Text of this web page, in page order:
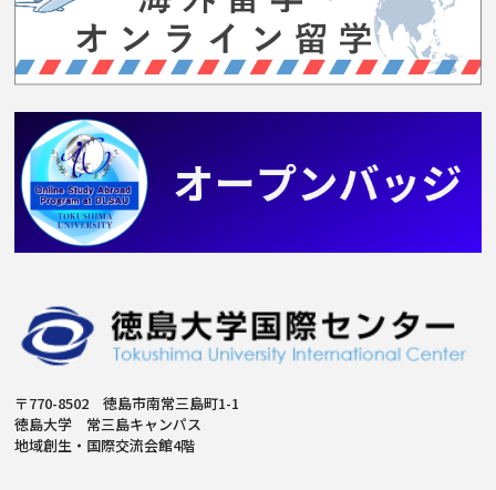
〒770-8502 徳島市南常三島町1-1
徳島大学 常三島キャンパス
地域創生・国際交流会館4階